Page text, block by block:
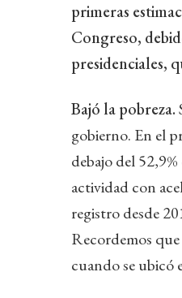
primeras
Congreso,
presidenciales,
Bajó la pobreza.
gobierno. En el
debajo del
actividad con
registro desde
Recordemos
cuando se ubicó